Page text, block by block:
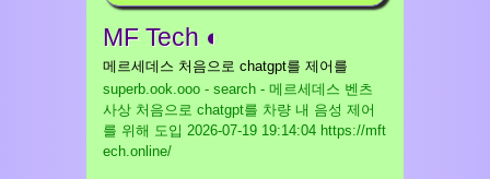
MF Tech ◐
메르세데스 처음으로 chatgpt를 제어를
superb.ook.ooo - search - 메르세데스 벤츠
사상 처음으로 chatgpt를 차량 내 음성 제어
를 위해 도입 2026-07-19 19:14:04 https://mft
ech.online/